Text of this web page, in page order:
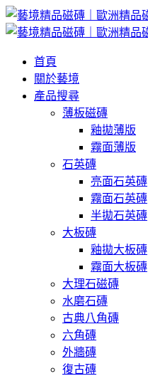
首頁
關於藝境
產品搜尋
薄板磁磚
釉拋薄版
霧面薄版
石英磚
亮面石英磚
霧面石英磚
半拋石英磚
大板磚
釉拋大板磚
霧面大板磚
大理石磁磚
水磨石磚
古典八角磚
六角磚
外牆磚
復古磚